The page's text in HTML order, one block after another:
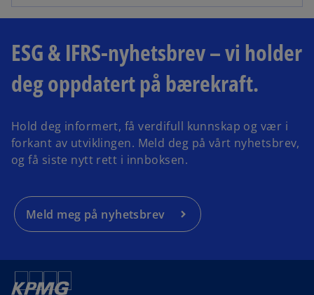
ESG & IFRS-nyhetsbrev – vi holder
deg oppdatert på bærekraft.
Hold deg informert, få verdifull kunnskap og vær i
forkant av utviklingen. Meld deg på vårt nyhetsbrev,
og få siste nytt rett i innboksen.
Meld meg på nyhetsbrev